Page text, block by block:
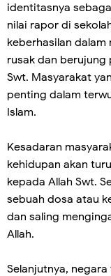
identitasnya
nilai rapor di
keberhasilan
rusak dan berujung
Swt. Masyarakat
penting dalam
Islam.
Kesadaran
kehidupan akan
kepada Allah Swt.
sebuah dosa atau
dan saling
Allah.
Selanjutnya,